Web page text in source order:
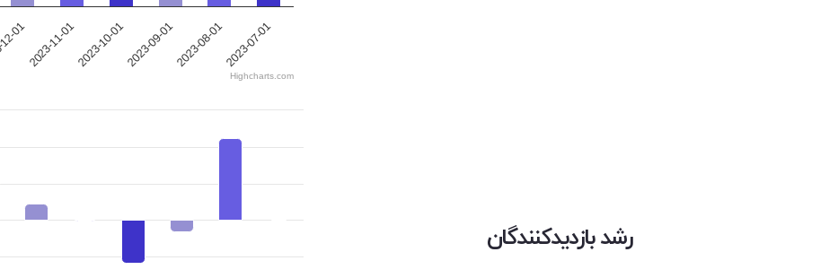
012023-11-012023-10-012023-09-012023-08-012023-07-01
Highcharts.com
رشد بازدیدکنندگان